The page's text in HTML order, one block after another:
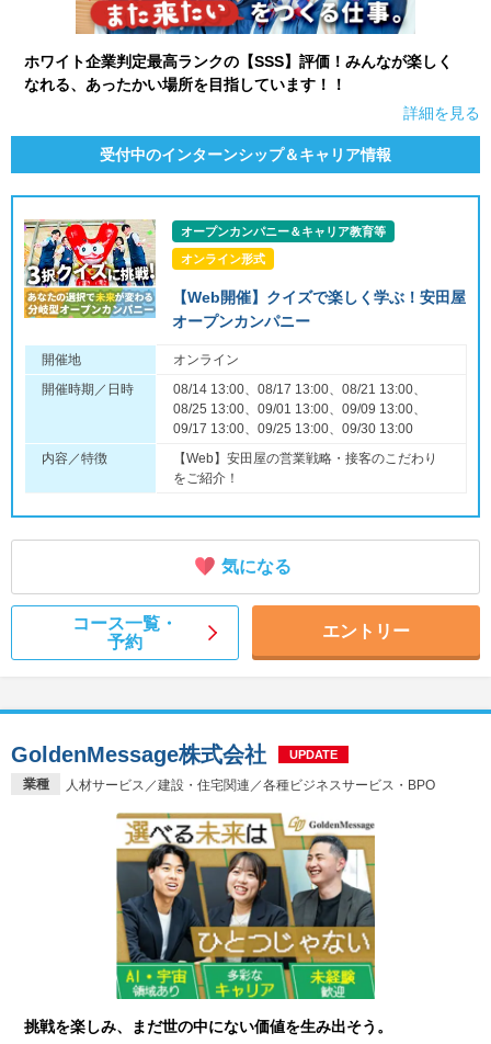
ホワイト企業判定最高ランクの【SSS】評価！みんなが楽しく
なれる、あったかい場所を目指しています！！
詳細を見る
受付中のインターンシップ＆キャリア情報
オープンカンパニー＆キャリア教育等
オンライン形式
【Web開催】クイズで楽しく学ぶ！安田屋
オープンカンパニー
開催地
オンライン
開催時期／日時
08/14 13:00、08/17 13:00、08/21 13:00、
08/25 13:00、09/01 13:00、09/09 13:00、
09/17 13:00、09/25 13:00、09/30 13:00
内容／特徴
【Web】安田屋の営業戦略・接客のこだわり
をご紹介！
気になる
コース一覧・
予約
エントリー
業種 人材サービス／建設・住宅関連／各種ビジネスサービス・BPO
GoldenMessage株式会社 UPDATE
挑戦を楽しみ、まだ世の中にない価値を生み出そう。